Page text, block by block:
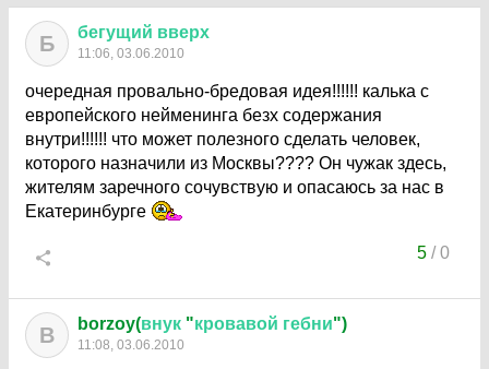
Б бегущий вверх
11:06, 03.06.2010
очередная провально-бредовая идея!!!!!! калька с
европейского нейменинга безх содержания
внутри!!!!!! что может полезного сделать человек,
которого назначили из Москвы???? Он чужак здесь,
жителям заречного сочувствую и опасаюсь за нас в
Екатеринбурге
5/0
B borzoy(внук "кровавой гебни")
11:08, 03.06.2010